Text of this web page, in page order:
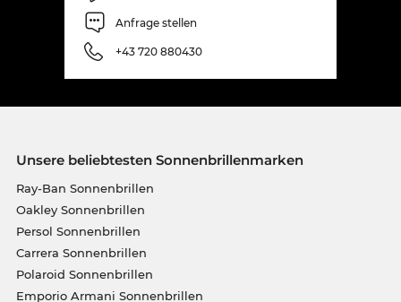
Anfrage stellen
+43 720 880430
Unsere beliebtesten Sonnenbrillenmarken
Ray-Ban Sonnenbrillen
Oakley Sonnenbrillen
Persol Sonnenbrillen
Carrera Sonnenbrillen
Polaroid Sonnenbrillen
Emporio Armani Sonnenbrillen